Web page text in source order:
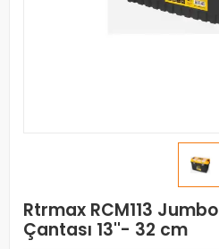
Rtrmax RCM113
Çantası 13''- 32 cm